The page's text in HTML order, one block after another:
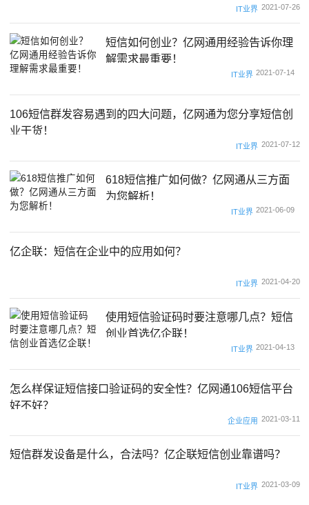
IT业界 2021-07-26
短信如何创业？亿网通用经验告诉你理
解需求最重要！
IT业界 2021-07-14
106短信群发容易遇到的四大问题，亿网通为您分享短信创
业干货！
IT业界 2021-07-12
618短信推广如何做？亿网通从三方面
为您解析！
IT业界 2021-06-09
亿企联：短信在企业中的应用如何？
IT业界 2021-04-20
使用短信验证码时要注意哪几点？短信
创业首选亿企联！
IT业界 2021-04-13
怎么样保证短信接口验证码的安全性？亿网通106短信平台
好不好？
企业应用 2021-03-11
短信群发设备是什么，合法吗？亿企联短信创业靠谱吗？
IT业界 2021-03-09